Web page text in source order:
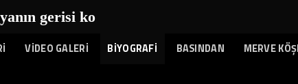
gerisi kola
VİDEO GALERİ BİYOGRAFİ BASINDAN MERVE